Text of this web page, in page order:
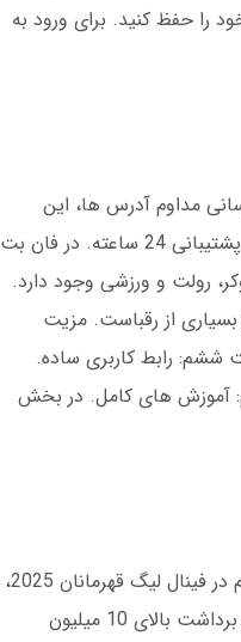
همیشه بخشی از پول خود را حفظ کنید. برای ورود به
مداوم آدرس ها، این
مشکل را کاهش داده است. در اوت 2025، تنها 5 درصد کاربران گزارش دسترسی مشکل داشتند. مزیت دوم: پشتیبانی 24 ساعته. در فان بت
رولت و ورزشی وجود دارد.
می شود که سریع تر از بسیاری از رقباست. مزیت
دریافت می کنند. مزیت ششم: رابط کاربری ساده.
آموزش های کامل. در بخش
معایب اول: محدودیت در ساعات اوج. در برنامه های مهم ورزشی، đôiکی سرعت کاهش می یابد. یک دوستم در فینال لیگ قهرمانان 2025،
گزارش داد که در اپلیکیشن فان بت تاخیر داشته. عیب دوم: نیاز به تایید هویت برای برداشت های بالا. برای برداشت بالای 10 میلیون